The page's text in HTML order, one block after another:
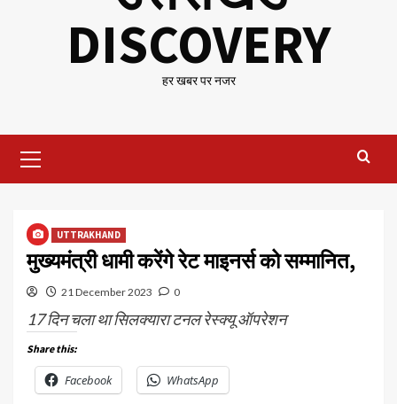
DISCOVERY
हर खबर पर नजर
Menu
UTTRAKHAND
मुख्यमंत्री धामी करेंगे रेट माइनर्स को सम्मानित,
21 December 2023 0
17 दिन चला था सिलक्यारा टनल रेस्क्यू ऑपरेशन
Share this:
Facebook WhatsApp